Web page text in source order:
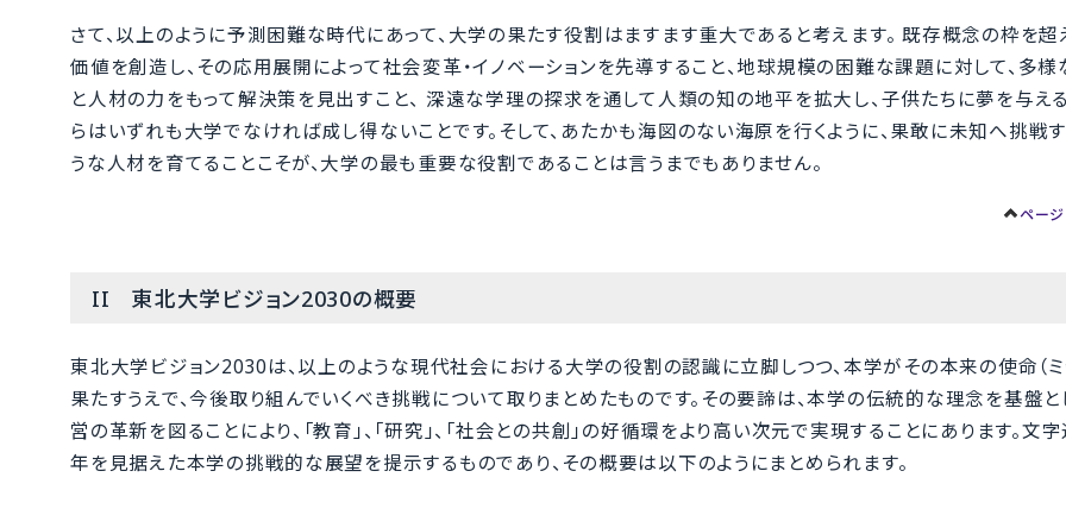
さて、以上のように予測困難な時代にあって、大学の果たす役割はますます重大であると考えます。 既存概念の枠を超
価値を創造し、その応用展開によって社会変革・イノベーションを先導すること、地球規模の困難な課題に対して、多
と人材の力をもって解決策を見出すこと、 深遠な学理の探求を通して人類の知の地平を拡大し、子供たちに夢を与える
らはいずれも大学でなければ成し得ないことです。そして、あたかも海図のない海原を行くように、果敢に未知へ挑戦す
うな人材を育てることこそが、大学の最も重要な役割であることは言うまでもありません。
ページ
II 東北大学ビジョン2030の概要
東北大学ビジョン2030は、以上のような現代社会における大学の役割の認識に立脚しつつ、本学がその本来の使命（ミ
果たすうえで、今後取り組んでいくべき挑戦について取りまとめたものです。その要諦は、本学の伝統的な理念を基盤
営の革新を図ることにより、「教育」、「研究」、「社会との共創」の好循環をより高い次元で実現することにあります。文
年を見据えた本学の挑戦的な展望を提示するものであり、その概要は以下のようにまとめられます。